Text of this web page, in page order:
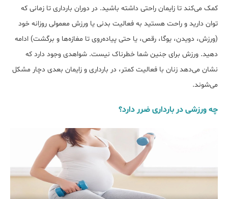
کمک می‌کند تا زایمان راحتی داشته باشید. در دوران بارداری تا زمانی که
توان دارید و راحت هستید به فعالیت بدنی یا ورزش معمولی روزانه خود
(ورزش، دویدن، یوگا، رقص، یا حتی پیاده‌روی تا مغازه‌ها و برگشت) ادامه
دهید. ورزش برای جنین شما خطرناک نیست. شواهدی وجود دارد که
نشان می‌دهد زنان با فعالیت کمتر، در بارداری و زایمان بعدی دچار مشکل
می‌شوند.
چه ورزشی در بارداری ضرر دارد؟